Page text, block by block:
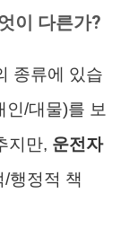
이 다른가?
종류에 있습
인/대물)를 보
지만, 운전자
/행정적 책